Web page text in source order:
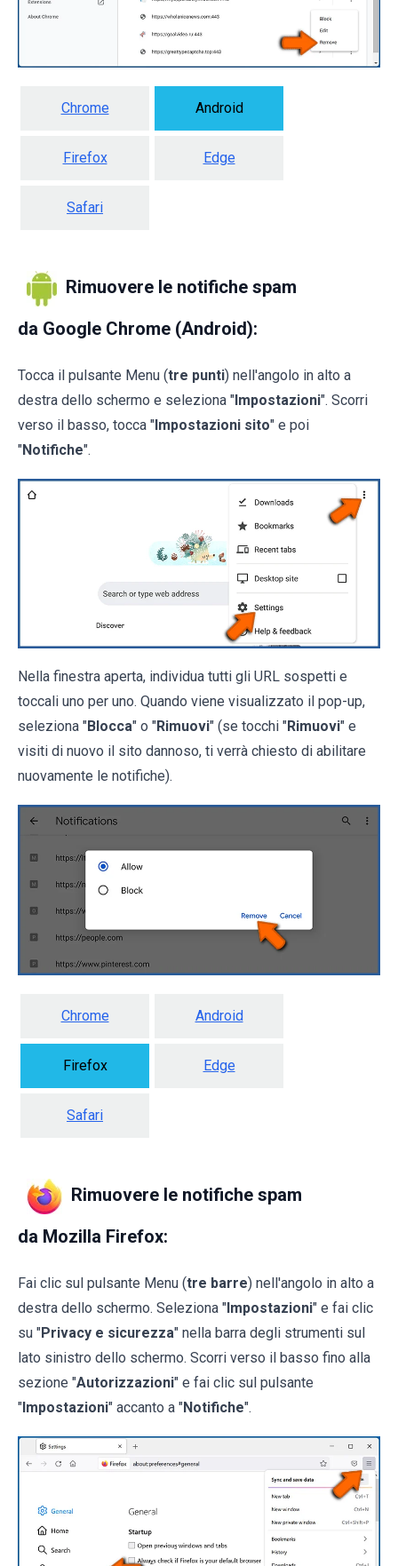
Chrome Android
Firefox Edge
Safari
Rimuovere le notifiche spam
da Google Chrome (Android):
Tocca il pulsante Menu (tre punti) nell'angolo in alto a
destra dello schermo e seleziona "Impostazioni". Scorri
verso il basso, tocca "Impostazioni sito" e poi
"Notifiche".
Nella finestra aperta, individua tutti gli URL sospetti e
toccali uno per uno. Quando viene visualizzato il pop-up,
seleziona "Blocca" o "Rimuovi" (se tocchi "Rimuovi" e
visiti di nuovo il sito dannoso, ti verrà chiesto di abilitare
nuovamente le notifiche).
Chrome Android
Firefox Edge
Safari
Rimuovere le notifiche spam
da Mozilla Firefox:
Fai clic sul pulsante Menu (tre barre) nell'angolo in alto a
destra dello schermo. Seleziona "Impostazioni" e fai clic
su "Privacy e sicurezza" nella barra degli strumenti sul
lato sinistro dello schermo. Scorri verso il basso fino alla
sezione "Autorizzazioni" e fai clic sul pulsante
"Impostazioni" accanto a "Notifiche".